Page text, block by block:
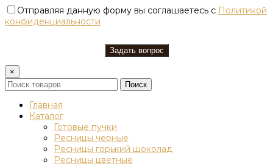
Отправляя данную форму вы соглашаетесь с Политикой
конфиденциальности
×
Поиск
Главная
Каталог
Готовые пучки
Ресницы черные
Ресницы горький шоколад
Ресницы цветные